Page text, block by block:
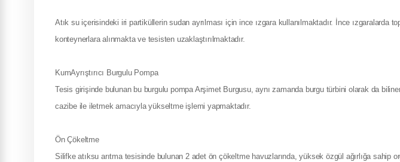
Atık su içerisindeki iri partiküllerin sudan ayrılması için ince ızgara kullanılmaktadır. İnce ızgaralarda
konteynerlara alınmakta ve tesisten uzaklaştırılmaktadır.
KumAyrıştırıcı Burgulu Pompa
Tesis girişinde bulunan bu burgulu pompa Arşimet Burgusu, aynı zamanda burgu türbini olarak da
cazibe ile iletmek amacıyla yükseltme işlemi yapmaktadır.
Ön Çökeltme
Silifke atıksu arıtma tesisinde bulunan 2 adet ön çökeltme havuzlarında, yüksek özgül ağırlığa sahip